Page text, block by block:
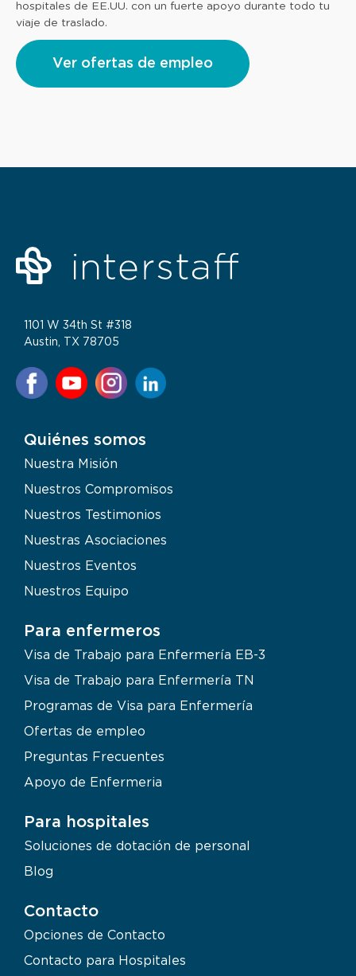
hospitales de EE.UU. con un fuerte apoyo durante todo tu
viaje de traslado.
Ver ofertas de empleo
1101 W 34th St #318
Austin, TX 78705
Quiénes somos
Nuestra Misión
Nuestros Compromisos
Nuestros Testimonios
Nuestras Asociaciones
Nuestros Eventos
Nuestros Equipo
Para enfermeros
Visa de Trabajo para Enfermería EB-3
Visa de Trabajo para Enfermería TN
Programas de Visa para Enfermería
Ofertas de empleo
Preguntas Frecuentes
Apoyo de Enfermeria
Para hospitales
Soluciones de dotación de personal
Blog
Contacto
Opciones de Contacto
Contacto para Hospitales